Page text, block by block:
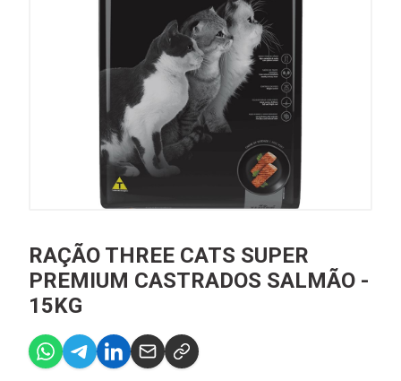
RAÇÃO THREE CATS SUPER
PREMIUM CASTRADOS SALMÃO -
15KG